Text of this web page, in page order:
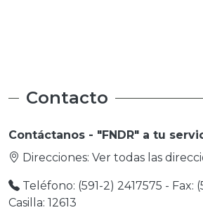
Contacto
Contáctanos - "FNDR" a tu
Direcciones: Ver todas las
Teléfono: (591-2) 2417575 - Fax:
Casilla: 12613